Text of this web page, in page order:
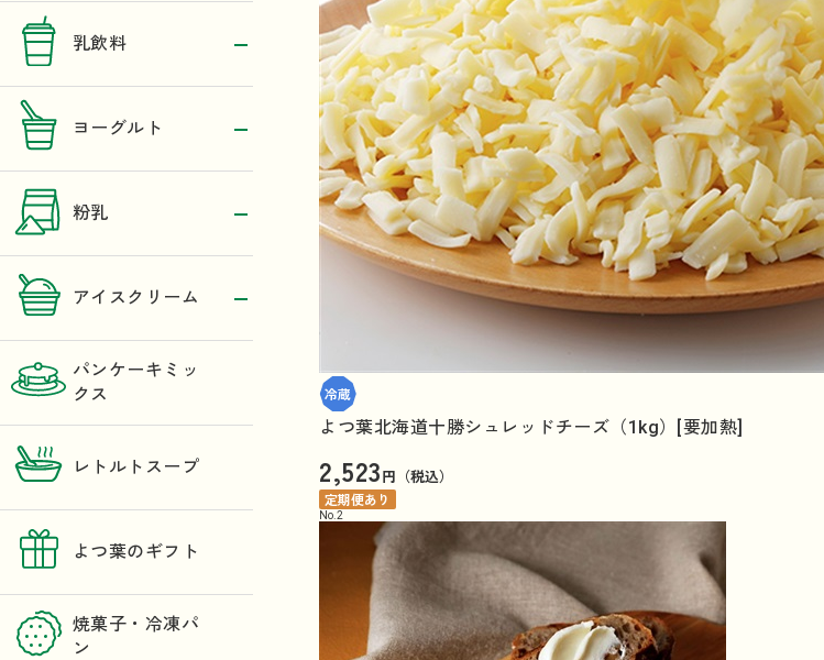
乳飲料
ヨーグルト
粉乳
アイスクリーム
パンケーキミッ
クス
レトルトスープ
よつ葉のギフト
焼菓子・冷凍パ
ン
よつ葉北海道十勝シュレッドチーズ（1kg）[要加熱]
2,523円（税込）
定期便あり
No.2